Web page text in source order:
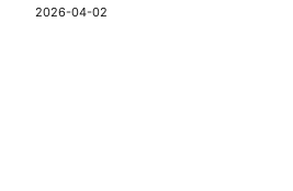
2026-04-02